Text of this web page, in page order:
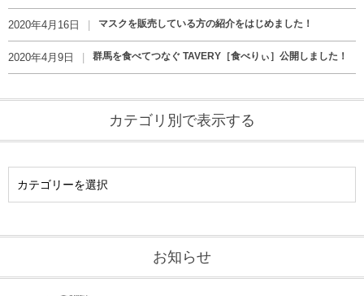
2020年4月16日 マスクを販売している方の紹介をはじめました！
2020年4月9日 群馬を食べてつなぐ TAVERY［食べりぃ］公開しました！
カテゴリ別で表示する
お知らせ